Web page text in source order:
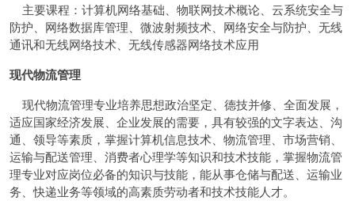
主要课程：计算机网络基础、物联网技术概论、云系统安全与
防护、网络数据库管理、微波射频技术、网络安全与防护、无线
通讯和无线网络技术、无线传感器网络技术应用
现代物流管理
现代物流管理专业培养思想政治坚定、德技并修、全面发展，
适应国家经济发展、企业发展的需要，具有较强的文字表达、沟
通、领导等素质，掌握计算机信息技术、物流管理、市场营销、
运输与配送管理、消费者心理学等知识和技术技能，掌握物流管
理专业对应岗位必备的知识与技能，能从事仓储与配送、运输业
务、快递业务等领域的高素质劳动者和技术技能人才。